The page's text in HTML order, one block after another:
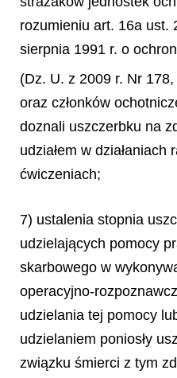
rozumieniu art. 16a ust.
sierpnia 1991 r. o
(Dz. U. z 2009 r. Nr
oraz członków
doznali uszczerbku na
udziałem w działaniach
ćwiczeniach;
7) ustalenia stopnia
udzielających pomocy
skarbowego w
operacyjno-
udzielania tej pomocy
udzielaniem poniosły
związku śmierci z tym